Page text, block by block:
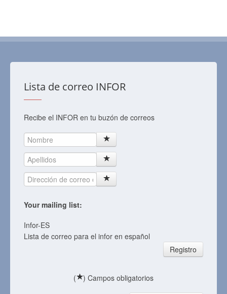
Lista de correo INFOR
Recibe el INFOR en tu buzón de correos
Your mailing list:
Infor-ES
Lista de correo para el infor en español
Registro
( ) Campos obligatorios